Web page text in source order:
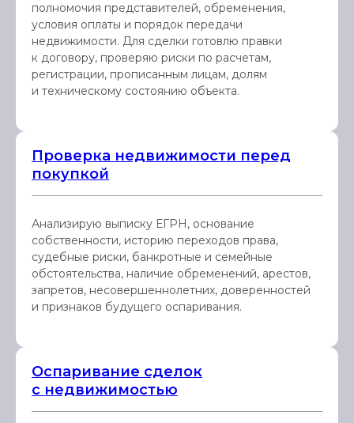
полномочия представителей, обременения,
условия оплаты и порядок передачи
недвижимости. Для сделки готовлю правки
к договору, проверяю риски по расчетам,
регистрации, прописанным лицам, долям
и техническому состоянию объекта.
Проверка недвижимости перед
покупкой
Анализирую выписку ЕГРН, основание
собственности, историю переходов права,
судебные риски, банкротные и семейные
обстоятельства, наличие обременений, арестов,
запретов, несовершеннолетних, доверенностей
и признаков будущего оспаривания.
Оспаривание сделок
с недвижимостью